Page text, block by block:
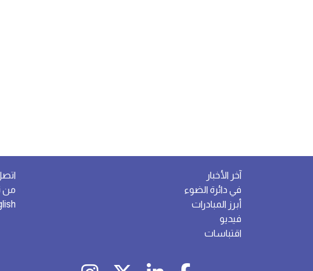
آخر الأخبار
في دائرة الضوء
أبرز المبادرات
فيديو
اقتباسات
من